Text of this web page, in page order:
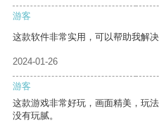
游客
这款软件非常实用，可以帮助我解决
2024-01-26
游客
这款游戏非常好玩，画面精美，玩
没有玩腻。